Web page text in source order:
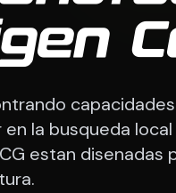
la busqueda
estan disenadas